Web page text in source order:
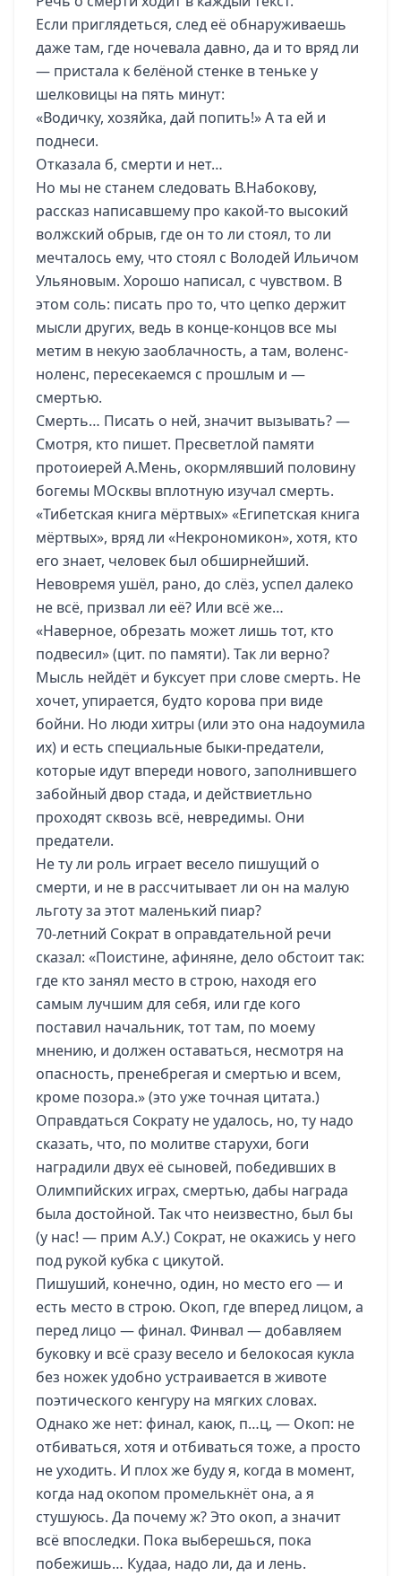
Если приглядеться, след её обнаруживаешь
даже там, где ночевала давно, да и то вряд ли
— пристала к белёной стенке в теньке у
шелковицы на пять минут:
«Водичку, хозяйка, дай попить!» А та ей и
поднеси.
Отказала б, смерти и нет…
Но мы не станем следовать В.Набокову,
рассказ написавшему про какой-то высокий
волжский обрыв, где он то ли стоял, то ли
мечталось ему, что стоял с Володей Ильичом
Ульяновым. Хорошо написал, с чувством. В
этом соль: писать про то, что цепко держит
мысли других, ведь в конце-концов все мы
метим в некую заоблачность, а там, воленс-
ноленс, пересекаемся с прошлым и —
смертью.
Смерть… Писать о ней, значит вызывать? —
Смотря, кто пишет. Пресветлой памяти
протоиерей А.Мень, окормлявший половину
богемы МОсквы вплотную изучал смерть.
«Тибетская книга мёртвых» «Египетская книга
мёртвых», вряд ли «Некрономикон», хотя, кто
его знает, человек был обширнейший.
Невовремя ушёл, рано, до слёз, успел далеко
не всё, призвал ли её? Или всё же…
«Наверное, обрезать может лишь тот, кто
подвесил» (цит. по памяти). Так ли верно?
Мысль нейдёт и буксует при слове смерть. Не
хочет, упирается, будто корова при виде
бойни. Но люди хитры (или это она надоумила
их) и есть специальные быки-предатели,
которые идут впереди нового, заполнившего
забойный двор стада, и действиетльно
проходят сквозь всё, невредимы. Они
предатели.
Не ту ли роль играет весело пишущий о
смерти, и не в рассчитывает ли он на малую
льготу за этот маленький пиар?
70-летний Сократ в оправдательной речи
сказал: «Поистине, афиняне, дело обстоит так:
где кто занял место в строю, находя его
самым лучшим для себя, или где кого
поставил начальник, тот там, по моему
мнению, и должен оставаться, несмотря на
опасность, пренебрегая и смертью и всем,
кроме позора.» (это уже точная цитата.)
Оправдаться Сократу не удалось, но, ту надо
сказать, что, по молитве старухи, боги
наградили двух её сыновей, победивших в
Олимпийских играх, смертью, дабы награда
была достойной. Так что неизвестно, был бы
(у нас! — прим А.У.) Сократ, не окажись у него
под рукой кубка с цикутой.
Пишуший, конечно, один, но место его — и
есть место в строю. Окоп, где вперед лицом, а
перед лицо — финал. Финвал — добавляем
буковку и всё сразу весело и белокосая кукла
без ножек удобно устраивается в животе
поэтического кенгуру на мягких словах.
Однако же нет: финал, каюк, п…ц, — Окоп: не
отбиваться, хотя и отбиваться тоже, а просто
не уходить. И плох же буду я, когда в момент,
когда над окопом промелькнёт она, а я
стушуюсь. Да почему ж? Это окоп, а значит
всё впоследки. Пока выберешься, пока
побежишь… Кудаа, надо ли, да и лень.